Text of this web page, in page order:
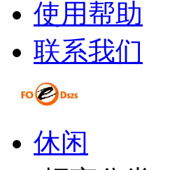
使用帮助
联系我们
休闲